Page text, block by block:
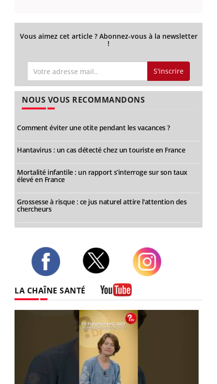
Vous aimez cet article ? Abonnez-vous à la newsletter
!
S'inscrire
NOUS VOUS RECOMMANDONS
Comment éviter une otite pendant les vacances ?
Hantavirus : un cas détecté chez un touriste en France
Mortalité infantile : un rapport s’interroge sur son taux
élevé en France
Grossesse à risque : ce jus naturel attire l'attention des
chercheurs
LA CHAÎNE SANTÉ